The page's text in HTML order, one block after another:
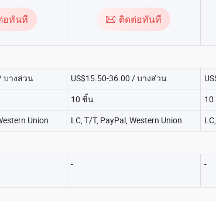
อทันที ติดต่อทันที
บางส่วน US$15.50-36.00 / บางส่วน
10 ชิ้น
Union LC, T/T, PayPal, Western Union
- -